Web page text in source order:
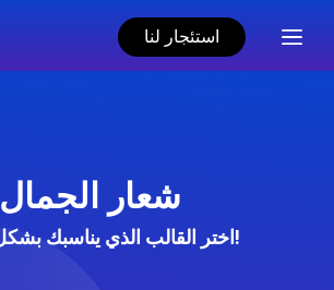
استئجار لنا
شعار الجمال
اختر القالب الذي يناسبك بشكل أفضل!